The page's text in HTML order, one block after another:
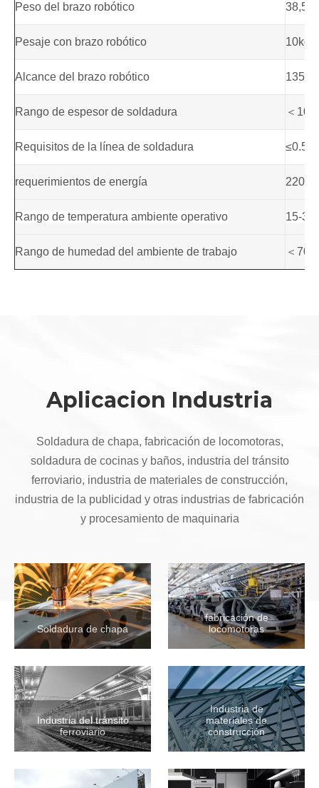
Peso del brazo robótico 38,5
Pesaje con brazo robótico 10kg
Alcance del brazo robótico 1350
Rango de espesor de soldadura ＜
Requisitos de la línea de soldadura
requerimientos de energía 220V/
Rango de temperatura ambiente operativo 15-
Rango de humedad del ambiente de trabajo ＜
Aplicacion Industria
Soldadura de chapa, fabricación de locomotoras,
soldadura de cocinas y baños, industria del tránsito
ferroviario, industria de materiales de construcción,
industria de la publicidad y otras industrias de fabricación
y procesamiento de maquinaria
Soldadura de chapa
fabricación de
locomotoras
Industria del tránsito
ferroviario
Industria de
materiales de
construcción